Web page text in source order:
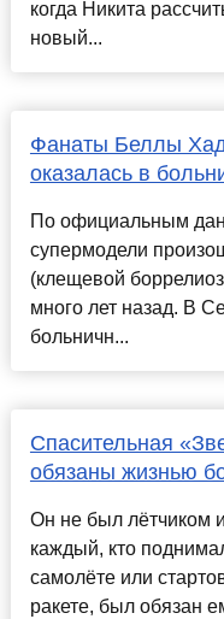
когда Никита
новый...
Фанаты Беллы
оказалась в
По официальным
супермодели
(клещевой
много лет назад. В
больничн...
Спасительная
обязаны жизнью
Он не был лётчиком
каждый, кто
самолёте или
ракете, был обязан